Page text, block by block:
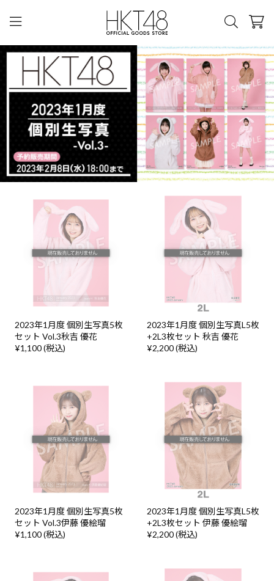
2023年1月度 個別生写真5枚
セット Vol.3秋吉 優花
¥1,100 (税込)
2023年1月度 個別生写真L5枚
+2L3枚セット 秋吉 優花
¥2,200 (税込)
2023年1月度 個別生写真5枚
セット Vol.3伊藤 優絵瑠
¥1,100 (税込)
2023年1月度 個別生写真L5枚
+2L3枚セット 伊藤 優絵瑠
¥2,200 (税込)